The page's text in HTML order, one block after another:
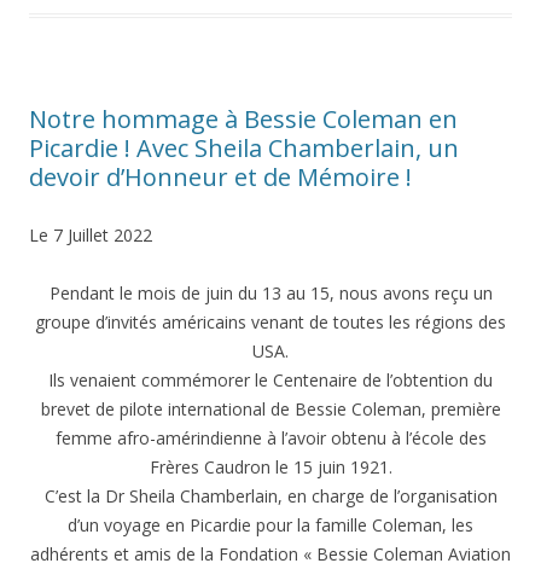
Notre hommage à Bessie Coleman en
Picardie ! Avec Sheila Chamberlain, un
devoir d’Honneur et de Mémoire !
Le 7 Juillet 2022
Pendant le mois de juin du 13 au 15, nous avons reçu un
groupe d’invités américains venant de toutes les régions des
USA.
Ils venaient commémorer le Centenaire de l’obtention du
brevet de pilote international de Bessie Coleman, première
femme afro-amérindienne à l’avoir obtenu à l’école des
Frères Caudron le 15 juin 1921.
C’est la Dr Sheila Chamberlain, en charge de l’organisation
d’un voyage en Picardie pour la famille Coleman, les
adhérents et amis de la Fondation « Bessie Coleman Aviation